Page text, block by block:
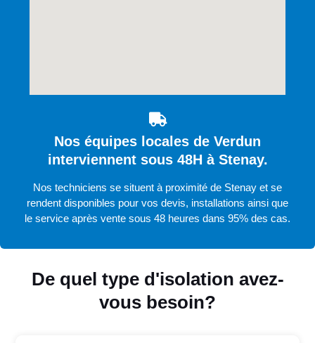
De quel type d'isolation avez-
vous besoin?
Nos équipes locales de Verdun
interviennent sous 48H à Stenay.
Nos techniciens se situent à proximité de Stenay et se
rendent disponibles pour vos devis, installations ainsi que
le service après vente sous 48 heures dans 95% des cas.